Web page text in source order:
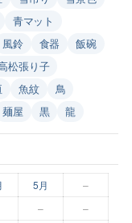
青マット
風鈴 食器
飯碗
松張り子
魚紋
鳥
麺屋 黒 龍
5月
–
– –